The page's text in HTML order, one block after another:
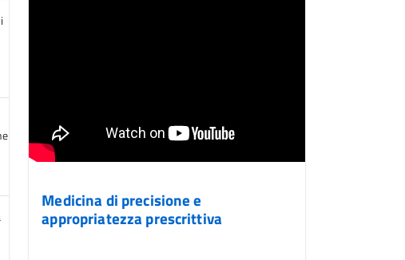
Medicina di precisione e
appropriatezza prescrittiva